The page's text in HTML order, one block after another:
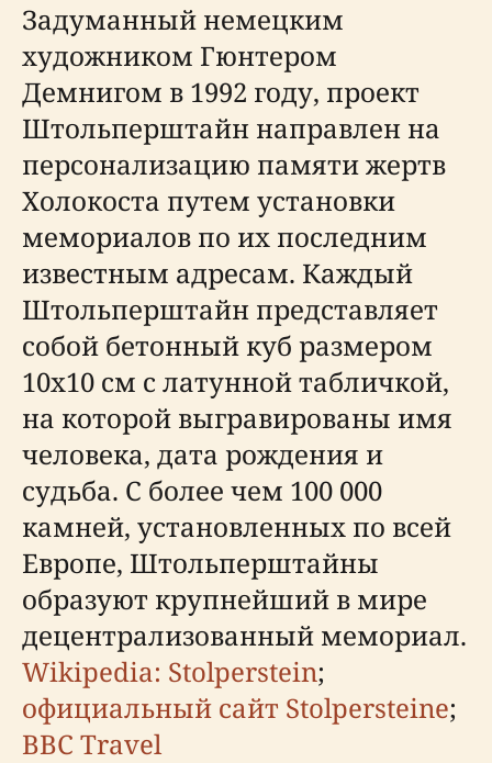
Задуманный немецким
художником Гюнтером
Демнигом в 1992 году, проект
Штольперштайн направлен на
персонализацию памяти жертв
Холокоста путем установки
мемориалов по их последним
известным адресам. Каждый
Штольперштайн представляет
собой бетонный куб размером
10x10 см с латунной табличкой,
на которой выгравированы имя
человека, дата рождения и
судьба. С более чем 100 000
камней, установленных по всей
Европе, Штольперштайны
образуют крупнейший в мире
децентрализованный мемориал.
Wikipedia: Stolperstein;
официальный сайт Stolpersteine;
BBC Travel